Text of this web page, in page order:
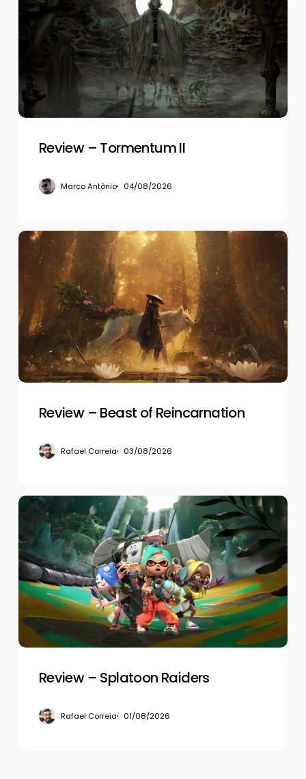
Tormentum
Review – Tormentum II
Marco Antônio 04/08/2026
Review
–
Beast
Reincarnation
Review – Beast of Reincarnation
Rafael Correia 03/08/2026
Review
–
Splatoon
Raiders
Review – Splatoon Raiders
Rafael Correia 01/08/2026